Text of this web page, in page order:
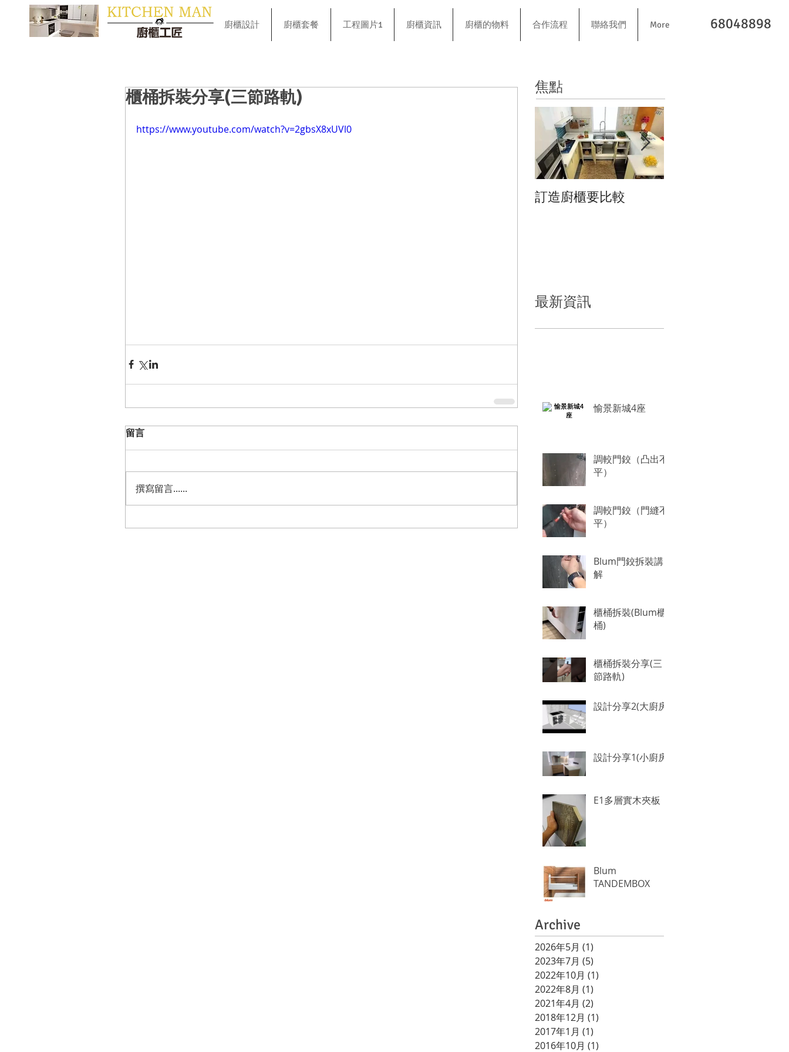
​廚櫃 廚櫃設計 廚櫃套餐 工程圖片1 廚櫃資訊 廚櫃的物料 合作流程 聯絡我們 More 68048898
櫃桶拆裝分享(三節路軌)
https://www.youtube.com/watch?v=2gbsX8xUVl0
留言
撰寫留言......
​焦點
訂造廚櫃要比較
最新資訊
愉景新城4座
調較門鉸（凸出不
平）
調較門鉸（門縫不
平）
Blum門鉸拆裝講
解
櫃桶拆裝(Blum櫃
桶)
櫃桶拆裝分享(三
節路軌)
設計分享2(大廚房)
設計分享1(小廚房)
E1多層實木夾板
Blum
TANDEMBOX
Archive
2026年5月 (1)
2023年7月 (5)
2022年10月 (1)
2022年8月 (1)
2021年4月 (2)
2018年12月 (1)
2017年1月 (1)
2016年10月 (1)